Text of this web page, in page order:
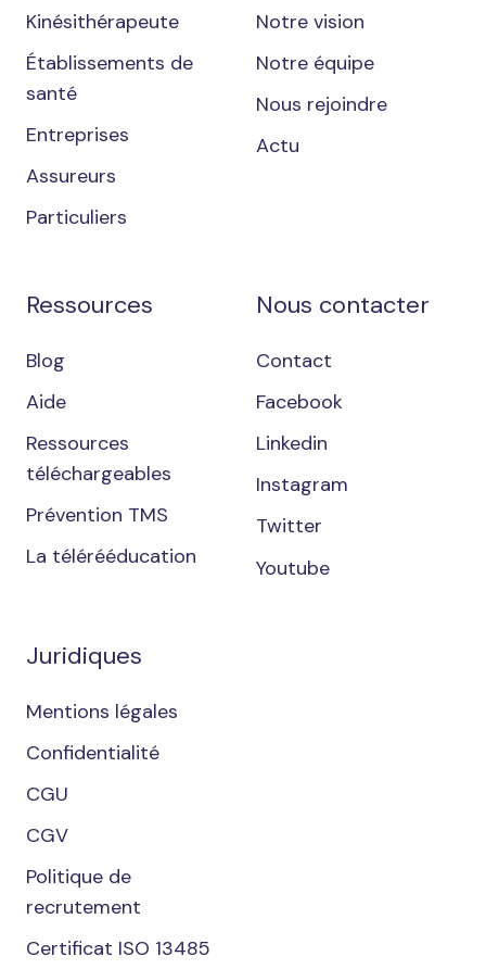
Kinésithérapeute
Établissements de
santé
Entreprises
Assureurs
Particuliers
Notre vision
Notre équipe
Nous rejoindre
Actu
Ressources
Blog
Aide
Ressources
téléchargeables
Prévention TMS
La télérééducation
Nous contacter
Contact
Facebook
Linkedin
Instagram
Twitter
Youtube
Juridiques
Mentions légales
Confidentialité
CGU
CGV
Politique de
recrutement
Certificat ISO 13485